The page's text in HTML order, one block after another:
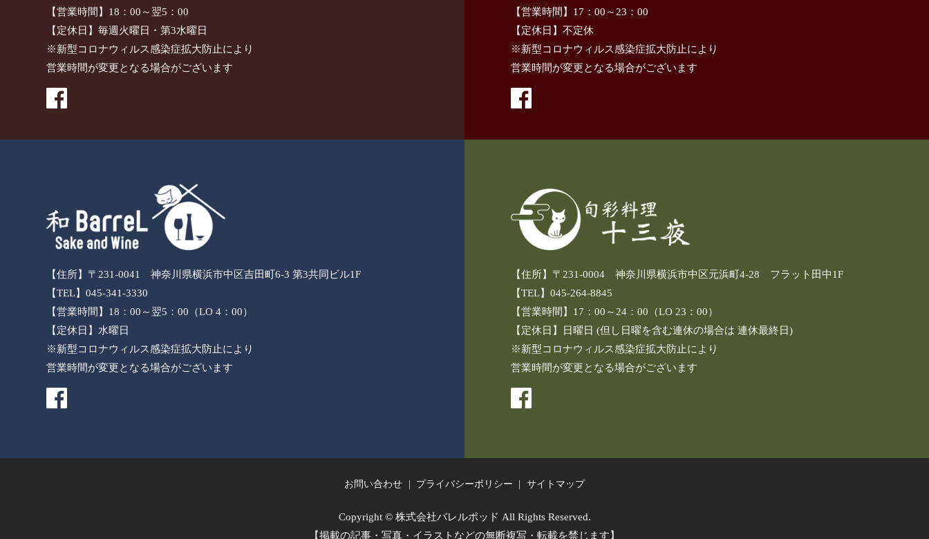
【営業時間】18：00～翌5：00
【定休日】毎週火曜日・第3水曜日
※新型コロナウィルス感染症拡大防止により
営業時間が変更となる場合がございます
【営業時間】17：00～23：00
【定休日】不定休
※新型コロナウィルス感染症拡大防止により
営業時間が変更となる場合がございます
【住所】〒231-0041 神奈川県横浜市中区吉田町6-3 第3共同ビル1F
【TEL】045-341-3330
【営業時間】18：00～翌5：00（LO 4：00）
【定休日】水曜日
※新型コロナウィルス感染症拡大防止により
営業時間が変更となる場合がございます
【住所】〒231-0004 神奈川県横浜市中区元浜町4-28 フラット田中1F
【TEL】045-264-8845
【営業時間】17：00～24：00（LO 23：00）
【定休日】日曜日 (但し日曜を含む連休の場合は 連休最終日)
※新型コロナウィルス感染症拡大防止により
営業時間が変更となる場合がございます
お問い合わせ プライバシーポリシー サイトマップ
Copyright © 株式会社バレルポッド All Rights Reserved.
【掲載の記事・写真・イラストなどの無断複写・転載を禁じます】